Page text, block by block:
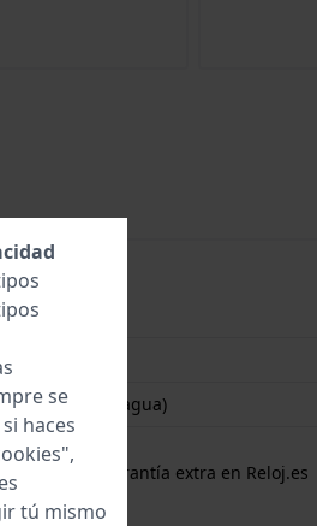
de agua)
garantía
1 año de garantía extra en Reloj.es
se
haces
tú mismo